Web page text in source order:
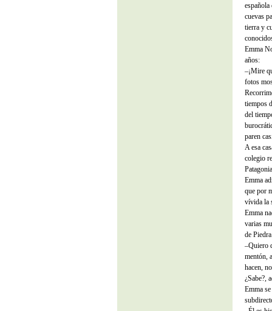
cuevas
tierra y
Emma
años:
–¡Mire
fotos
tiempos
del
paren
A esa
colegio
Emma
que por
vívida la
Emma
varias
de
–Quiero
mentón,
hacen,
¿Sabe?,
Emma